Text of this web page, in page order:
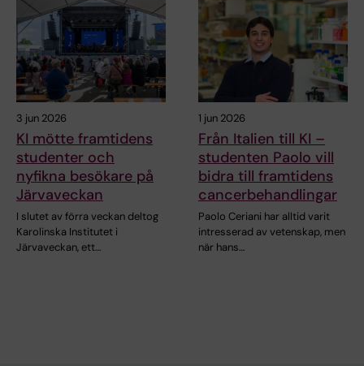
3 jun 2026
KI mötte framtidens
studenter och
nyfikna besökare på
Järvaveckan
I slutet av förra veckan deltog
Karolinska Institutet i
Järvaveckan, ett…
1 jun 2026
Från Italien till KI –
studenten Paolo vill
bidra till framtidens
cancerbehandlingar
Paolo Ceriani har alltid varit
intresserad av vetenskap, men
när hans…